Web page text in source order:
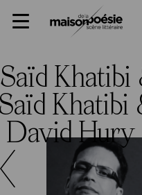
Panneau de gestion
to
littéraire
Primary
Saïd
Khatibi
Hury